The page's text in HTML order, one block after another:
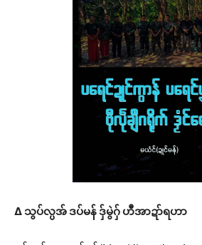
∆သွပ်လ္ပအ် ဒပ်မန် ဒှ်မွဲဂှ် ဟဳအာဍာ်ရဟာ